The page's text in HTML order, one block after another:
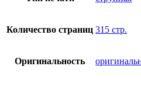
Количество страниц 315 стр.
Оригинальность